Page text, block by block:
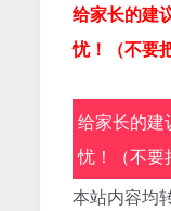
给家长的建
忧！（不要
给家长的建
忧！（不要
本站内容均